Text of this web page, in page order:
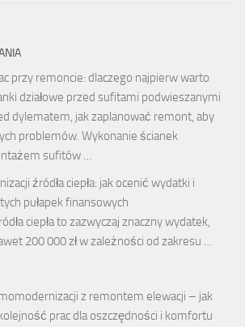
przy remoncie: dlaczego najpierw warto
działowe przed sufitami podwieszanymi
dylematem, jak zaplanować remont, aby
problemów. Wykonanie ścianek
sufitów …
źródła ciepła: jak ocenić wydatki i
pułapek finansowych
ciepła to zazwyczaj znaczny wydatek,
200 000 zł w zależności od zakresu …
z remontem elewacji – jak
prac dla oszczędności i komfortu